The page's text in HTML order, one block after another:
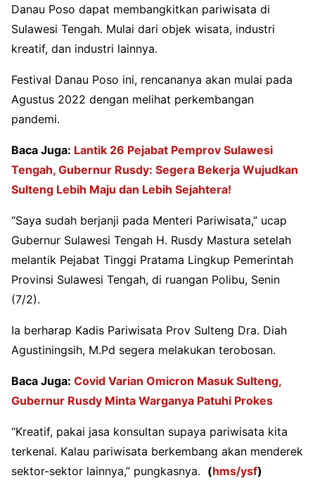
Danau Poso dapat membangkitkan pariwisata di
Sulawesi Tengah. Mulai dari objek wisata, industri
kreatif, dan industri lainnya.
Festival Danau Poso ini, rencananya akan mulai pada
Agustus 2022 dengan melihat perkembangan
pandemi.
Baca Juga: Lantik 26 Pejabat Pemprov Sulawesi
Tengah, Gubernur Rusdy: Segera Bekerja Wujudkan
Sulteng Lebih Maju dan Lebih Sejahtera!
“Saya sudah berjanji pada Menteri Pariwisata,” ucap
Gubernur Sulawesi Tengah H. Rusdy Mastura setelah
melantik Pejabat Tinggi Pratama Lingkup Pemerintah
Provinsi Sulawesi Tengah, di ruangan Polibu, Senin
(7/2).
Ia berharap Kadis Pariwisata Prov Sulteng Dra. Diah
Agustiningsih, M.Pd segera melakukan terobosan.
Baca Juga: Covid Varian Omicron Masuk Sulteng,
Gubernur Rusdy Minta Warganya Patuhi Prokes
“Kreatif, pakai jasa konsultan supaya pariwisata kita
terkenal. Kalau pariwisata berkembang akan menderek
sektor-sektor lainnya,” pungkasnya. (hms/ysf)